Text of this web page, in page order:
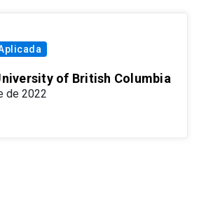
of British Columbia
de 2022